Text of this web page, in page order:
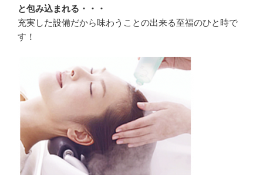
と包み込まれる・・・
充実した設備だから味わうことの出来る至福のひと時で
す！